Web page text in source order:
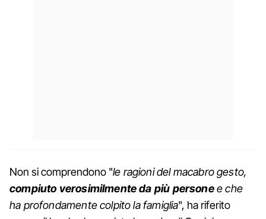
Non si comprendono "le ragioni del macabro gesto,
compiuto verosimilmente da più personee che
ha profondamente colpito la famiglia", ha riferito